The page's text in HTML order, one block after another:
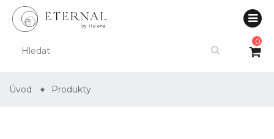
0
Úvod Produkty